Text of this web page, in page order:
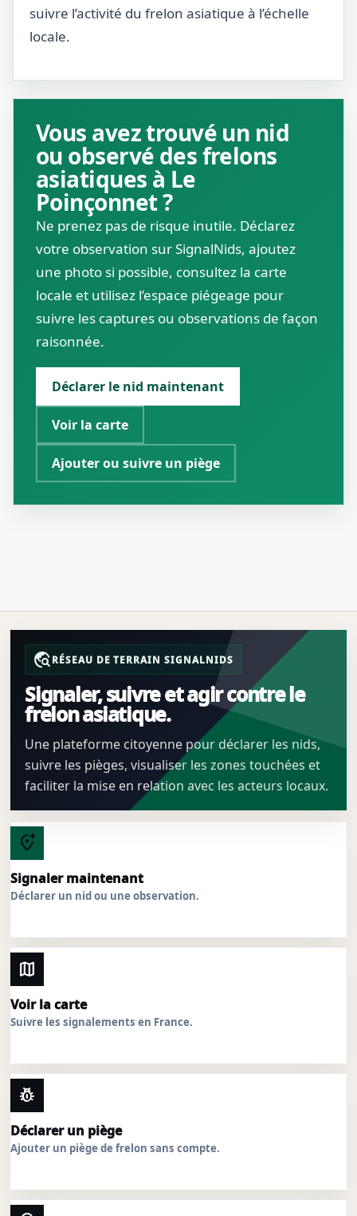
suivre l’activité du frelon asiatique à l’échelle
locale.
Vous avez trouvé un nid
ou observé des frelons
asiatiques à Le
Poinçonnet ?
Ne prenez pas de risque inutile. Déclarez
votre observation sur SignalNids, ajoutez
une photo si possible, consultez la carte
locale et utilisez l’espace piégeage pour
suivre les captures ou observations de façon
raisonnée.
Déclarer le nid maintenant
Voir la carte
Ajouter ou suivre un piège
travel_exploreRÉSEAU DE TERRAIN SIGNALNIDS
Signaler, suivre et agir contre le
frelon asiatique.
Une plateforme citoyenne pour déclarer les nids,
suivre les pièges, visualiser les zones touchées et
faciliter la mise en relation avec les acteurs locaux.
add_location_alt
Signaler maintenant
Déclarer un nid ou une observation.
map
Voir la carte
Suivre les signalements en France.
pest_control
Déclarer un piège
Ajouter un piège de frelon sans compte.